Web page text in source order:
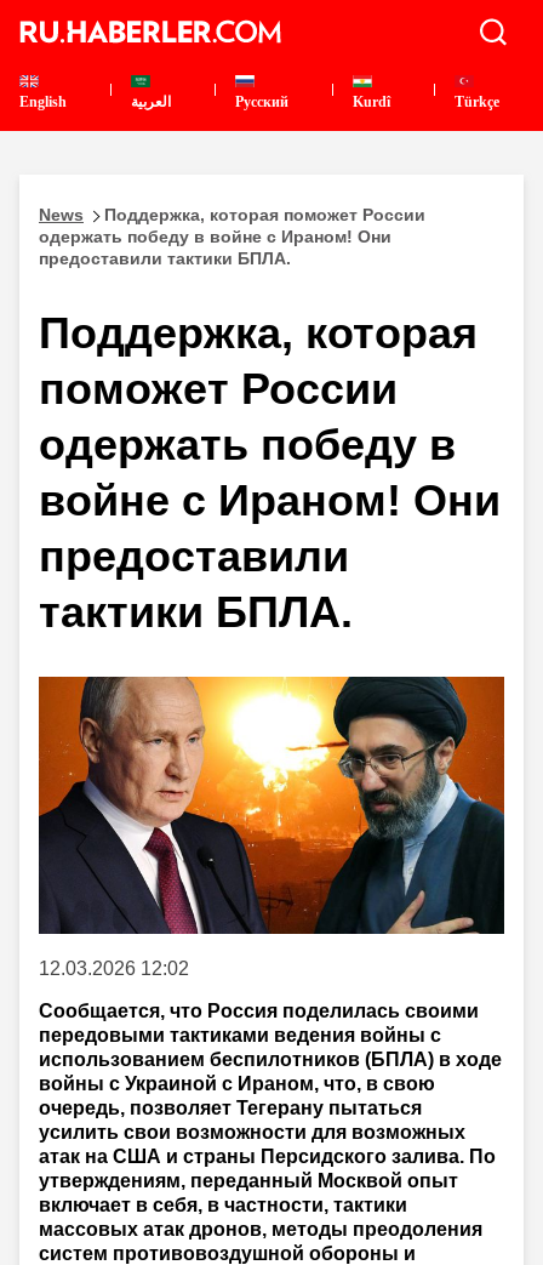
English العربية Pусский Kurdî Türkçe
News
Поддержка, которая поможет России
одержать победу в войне с Ираном! Они
предоставили тактики БПЛА.
Поддержка, которая
поможет России
одержать победу в
войне с Ираном! Они
предоставили
тактики БПЛА.
12.03.2026 12:02
Сообщается, что Россия поделилась своими
передовыми тактиками ведения войны с
использованием беспилотников (БПЛА) в ходе
войны с Украиной с Ираном, что, в свою
очередь, позволяет Тегерану пытаться
усилить свои возможности для возможных
атак на США и страны Персидского залива. По
утверждениям, переданный Москвой опыт
включает в себя, в частности, тактики
массовых атак дронов, методы преодоления
систем противовоздушной обороны и